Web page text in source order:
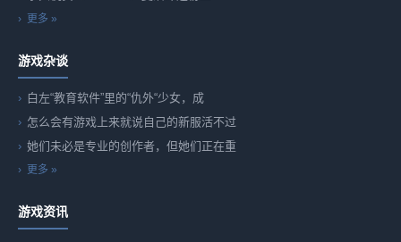
更多 »
游戏杂谈
白左“教育软件”里的“仇外“少女，成
怎么会有游戏上来就说自己的新服活不过
她们未必是专业的创作者，但她们正在重
更多 »
游戏资讯